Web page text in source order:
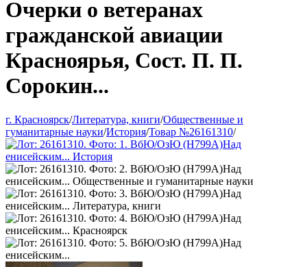
Очерки о ветеранах
гражданской авиации
Красноярья, Сост. П. П.
Сорокин...
г. Красноярск/Литература, книги/Общественные и
гуманитарные науки/История/Товар №26161310/